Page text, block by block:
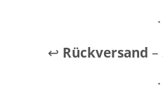
·
↩️ Rückversand –
·